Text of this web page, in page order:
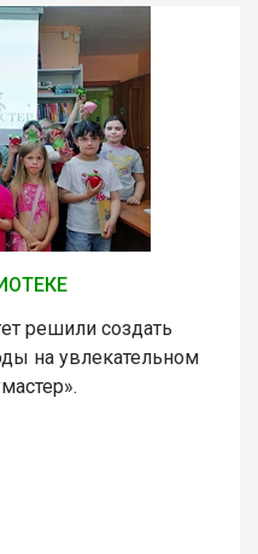
решили создать
на увлекательном